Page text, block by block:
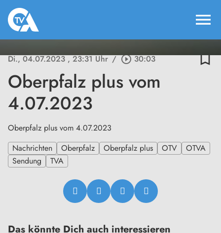
menu
Di., 04.07.2023, 23:31 Uhr / play_circle_outline30:03 bookmark_border
Oberpfalz plus vom
4.07.2023
Oberpfalz plus vom 4.07.2023
Nachrichten
Oberpfalz Oberpfalz plus OTV
OTVA
Sendung
TVA
Das könnte Dich auch interessieren